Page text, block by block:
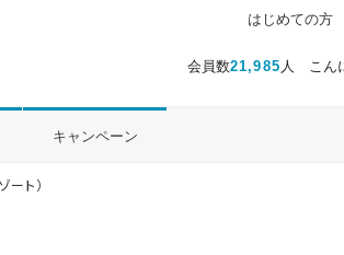
会員数21,985 人 こん
はじめての方
キャンペーン
ト）